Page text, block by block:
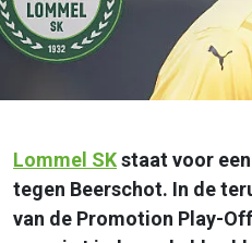
Lommel SKstaat voor
tegen Beerschot. In de
van de Promotion Play-